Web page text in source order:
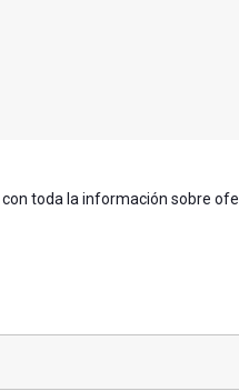
con toda la información sobre